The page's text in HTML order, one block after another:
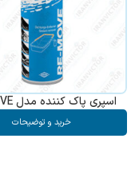
اسپری پاک کننده مدل RE-MOVE
خرید و توضیحات